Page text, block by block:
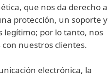
que nos da derecho a
protección, un soporte
legítimo; por lo tanto, nos
nuestros clientes.
electrónica, la